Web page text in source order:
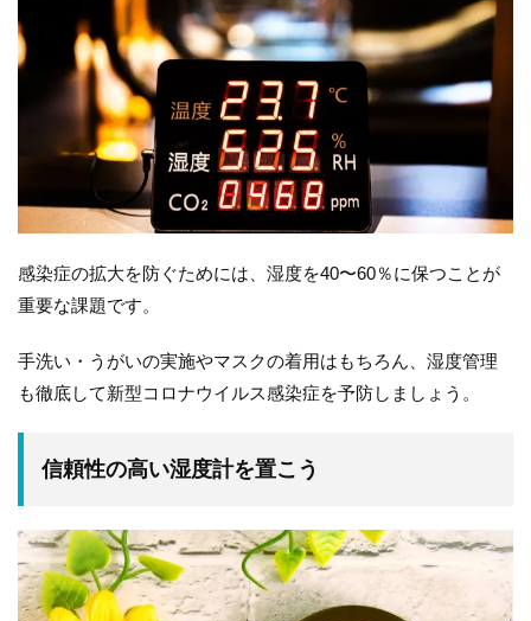
感染症の拡大を防ぐためには、湿度を40〜60％に保つことが
重要な課題です。
手洗い・うがいの実施やマスクの着用はもちろん、湿度管理
も徹底して新型コロナウイルス感染症を予防しましょう。
信頼性の高い湿度計を置こう